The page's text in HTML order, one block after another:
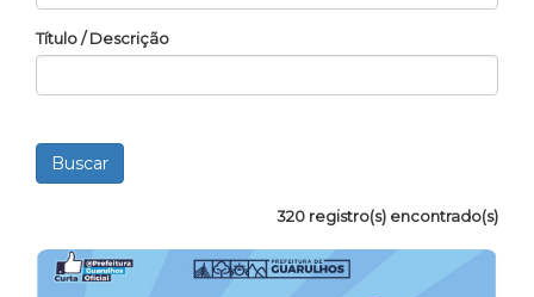
Título / Descrição
320 registro(s) encontrado(s)